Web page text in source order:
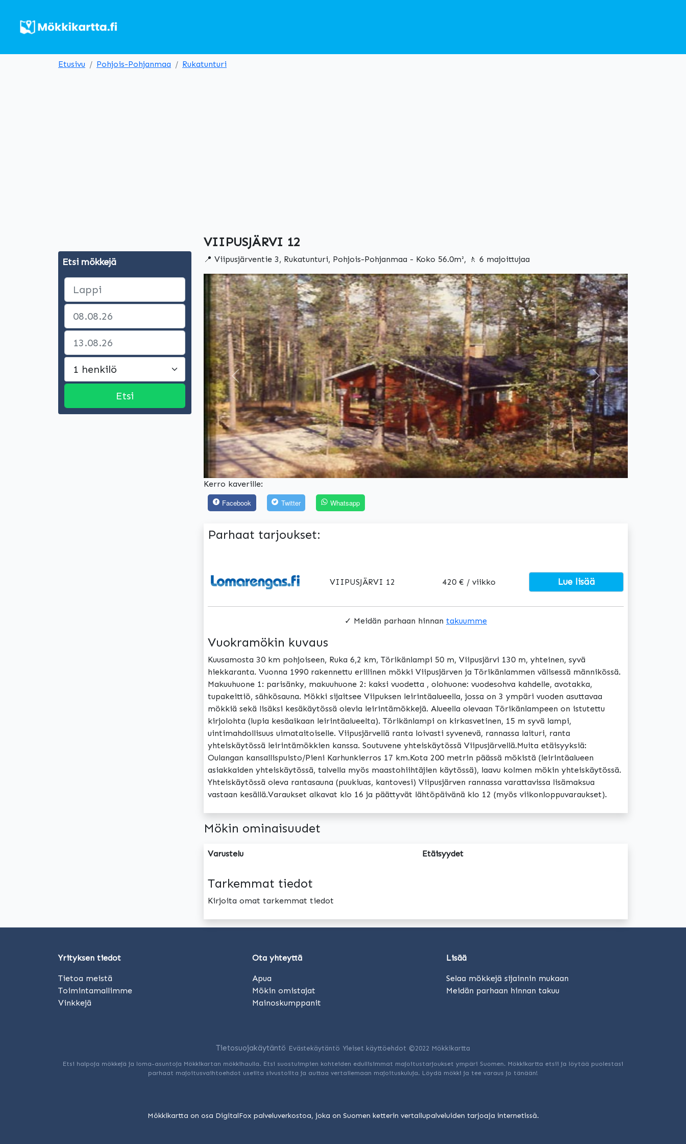
Etusivu Pohjois-Pohjanmaa Rukatunturi
Etsi mökkejä
VIIPUSJÄRVI 12
📍 Viipusjärventie 3, Rukatunturi, Pohjois-Pohjanmaa - Koko 56.0m², 🚶 6 majoittujaa
Edellinen Seuraava
Kerro kaverille:
Facebook
Twitter Whatsapp
Parhaat tarjoukset:
VIIPUSJÄRVI 12 420 € / viikko Lue lisää
✓ Meidän parhaan hinnan takuumme
Vuokramökin kuvaus
Kuusamosta 30 km pohjoiseen, Ruka 6,2 km, Törikänlampi 50 m, Viipusjärvi 130 m, yhteinen, syvä
hiekkaranta. Vuonna 1990 rakennettu erillinen mökki Viipusjärven ja Törikänlammen välisessä männikössä.
Makuuhuone 1: parisänky, makuuhuone 2: kaksi vuodetta , olohuone: vuodesohva kahdelle, avotakka,
tupakeittiö, sähkösauna. Mökki sijaitsee Viipuksen leirintäalueella, jossa on 3 ympäri vuoden asuttavaa
mökkiä sekä lisäksi kesäkäytössä olevia leirintämökkejä. Alueella olevaan Törikänlampeen on istutettu
kirjolohta (lupia kesäaikaan leirintäalueelta). Törikänlampi on kirkasvetinen, 15 m syvä lampi,
uintimahdollisuus uimataitoiselle. Viipusjärvellä ranta loivasti syvenevä, rannassa laituri, ranta
yhteiskäytössä leirintämökkien kanssa. Soutuvene yhteiskäytössä Viipusjärvellä.Muita etäisyyksiä:
Oulangan kansallispuisto/Pieni Karhunkierros 17 km.Kota 200 metrin päässä mökistä (leirintäalueen
asiakkaiden yhteiskäytössä, talvella myös maastohiihtäjien käytössä), laavu kolmen mökin yhteiskäytössä.
Yhteiskäytössä oleva rantasauna (puukiuas, kantovesi) Viipusjärven rannassa varattavissa lisämaksua
vastaan kesällä.Varaukset alkavat klo 16 ja päättyvät lähtöpäivänä klo 12 (myös viikonloppuvaraukset).
Mökin ominaisuudet
Varustelu Etäisyydet
Tarkemmat tiedot
Kirjoita omat tarkemmat tiedot
Yrityksen tiedot
Tietoa meistä
Toimintamallimme
Vinkkejä
Ota yhteyttä
Apua
Mökin omistajat
Mainoskumppanit
Lisää
Selaa mökkejä sijainnin mukaan
Meidän parhaan hinnan takuu
Tietosuojakäytäntö Evästekäytäntö Yleiset käyttöehdot ©2022 Mökkikartta
Etsi halpoja mökkejä ja loma-asuntoja Mökkikartan mökkihaulla. Etsi suostuimpien kohteiden edullisimmat majoitustarjoukset ympäri Suomen. Mökkikartta etsii ja löytää puolestasi
parhaat majoitusvaihtoehdot useilta sivustoilta ja auttaa vertailemaan majoituskuluja. Löydä mökki ja tee varaus jo tänään!
Mökkikartta on osa DigitalFox palveluverkostoa, joka on Suomen ketterin vertailupalveluiden tarjoaja internetissä.